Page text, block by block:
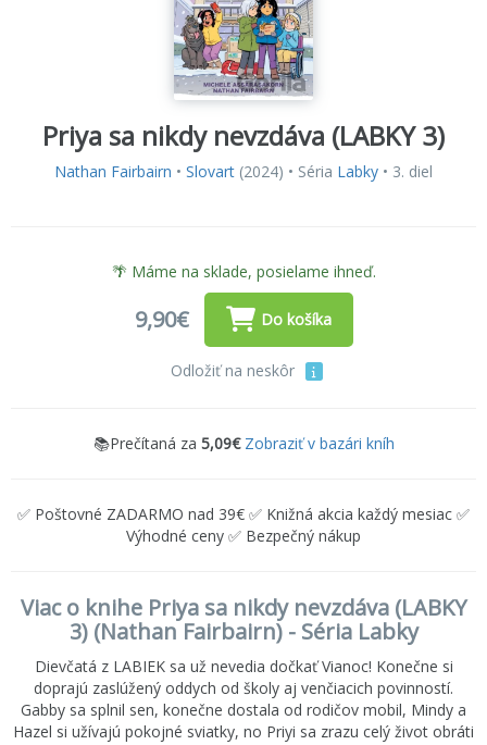
Priya sa nikdy nevzdáva (LABKY 3)
Nathan Fairbairn • Slovart (2024) • Séria Labky • 3. diel
🌴 Máme na sklade, posielame ihneď.
9,90€ Do košíka
Odložiť na neskôr
📚Prečítaná za 5,09€ Zobraziť v bazári kníh
✅ Poštovné ZADARMO nad 39€ ✅ Knižná akcia každý mesiac ✅
Výhodné ceny ✅ Bezpečný nákup
Viac o knihe Priya sa nikdy nevzdáva (LABKY
3) (Nathan Fairbairn) - Séria Labky
Dievčatá z LABIEK sa už nevedia dočkať Vianoc! Konečne si
doprajú zaslúžený oddych od školy aj venčiacich povinností.
Gabby sa splnil sen, konečne dostala od rodičov mobil, Mindy a
Hazel si užívajú pokojné sviatky, no Priyi sa zrazu celý život obráti